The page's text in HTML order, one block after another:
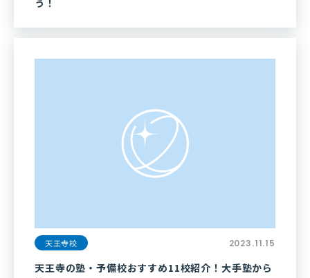
天王寺校 2023.11.15
天王寺の塾・予備校おすすめ11校紹介！大手塾から